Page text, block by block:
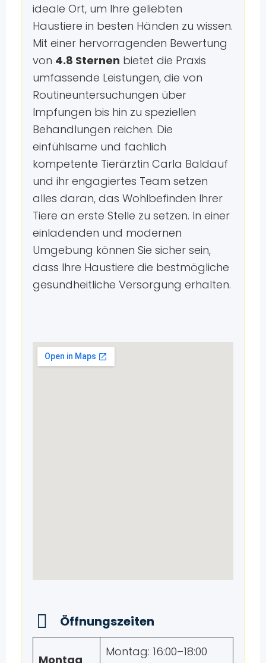
ideale Ort, um Ihre geliebten
Haustiere in besten Händen zu wissen.
Mit einer hervorragenden Bewertung
von 4.8 Sternen bietet die Praxis
umfassende Leistungen, die von
Routineuntersuchungen über
Impfungen bis hin zu speziellen
Behandlungen reichen. Die
einfühlsame und fachlich
kompetente Tierärztin Carla Baldauf
und ihr engagiertes Team setzen
alles daran, das Wohlbefinden Ihrer
Tiere an erste Stelle zu setzen. In einer
einladenden und modernen
Umgebung können Sie sicher sein,
dass Ihre Haustiere die bestmögliche
gesundheitliche Versorgung erhalten.
Öffnungszeiten
Montag
Montag: 16:00–18:00